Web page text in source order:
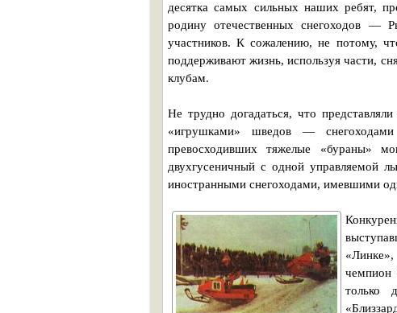
десятка самых сильных наших ребят,
родину отечественных снегоходов —
участников. К сожалению, не потому,
поддерживают жизнь, используя части,
клубам.
Не трудно догадаться, что
«игрушками» шведов —
превосходивших тяжелые «бураны»
двухгусеничный с одной управляемой
иностранными снегоходами, имевшими
чемпион
только